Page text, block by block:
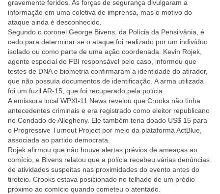
gravemente feridos. As forças de segurança divulgaram a
informação em uma coletiva de imprensa, mas o motivo do
ataque ainda é desconhecido.
Segundo o coronel George Bivens, da Polícia da Pensilvânia, é
cedo para determinar se o ataque foi realizado por um indivíduo
isolado ou como parte de uma ação coordenada. Kevin Rojek,
agente especial do FBI responsável pelo caso, informou que
testes de DNA e biometria confirmaram a identidade do atirador,
que não possuía documentos de identificação. A arma utilizada
foi um fuzil AR-15, que foi recuperado pela polícia.
A emissora local WPXI-11 News revelou que Crooks não tinha
antecedentes criminais e era registrado como eleitor republicano
no Condado de Allegheny. Ele também teria doado US$ 15 para
o Progressive Turnout Project por meio da plataforma ActBlue,
associada ao partido democrata.
Rojek afirmou que não houve alertas prévios de ameaças ao
comício, e Bivens relatou que a polícia recebeu várias denúncias
de atividades suspeitas nas proximidades do evento antes do
tiroteio. Crooks estava posicionado no telhado de um prédio
próximo ao comício quando cometeu o atentado.